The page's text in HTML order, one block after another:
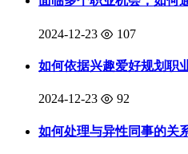
2024-12-23 107
如何依据兴趣爱好规划职
2024-12-23 92
如何处理与异性同事的关